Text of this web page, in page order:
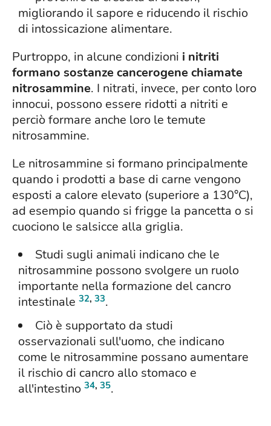
migliorando il sapore e riducendo il rischio
di intossicazione alimentare.
Purtroppo, in alcune condizioni i nitriti
formano sostanze cancerogene chiamate
nitrosammine. I nitrati, invece, per conto loro
innocui, possono essere ridotti a nitriti e
perciò formare anche loro le temute
nitrosammine.
Le nitrosammine si formano principalmente
quando i prodotti a base di carne vengono
esposti a calore elevato (superiore a 130°C),
ad esempio quando si frigge la pancetta o si
cuociono le salsicce alla griglia.
Studi sugli animali indicano che le
nitrosammine possono svolgere un ruolo
importante nella formazione del cancro
intestinale 32, 33.
Ciò è supportato da studi
osservazionali sull'uomo, che indicano
come le nitrosammine possano aumentare
il rischio di cancro allo stomaco e
all'intestino 34, 35.